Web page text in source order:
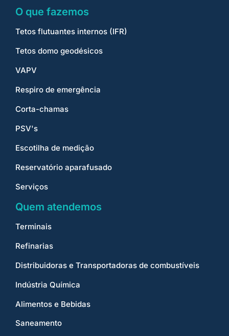
O que fazemos
Tetos flutuantes internos (IFR)
Tetos domo geodésicos
VAPV
Respiro de emergência
Corta-chamas
PSV's
Escotilha de medição
Reservatório aparafusado
Serviços
Quem atendemos
Terminais
Refinarias
Distribuidoras e Transportadoras de combustíveis
Indústria Química
Alimentos e Bebidas
Saneamento